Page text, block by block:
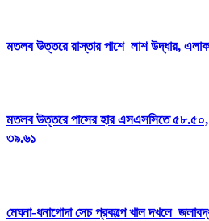
মতলব উত্তরে রাস্তার পাশে লাশ উদ্ধার,
মতলব উত্তরে পাসের হার এসএসসিতে
৩৯.৬১
মেঘনা-ধনাগোদা সেচ প্রকল্পে খাল দখলে